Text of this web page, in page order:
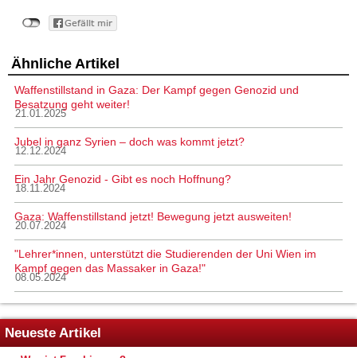
Ähnliche Artikel
Waffenstillstand in Gaza: Der Kampf gegen Genozid und
Besatzung geht weiter!
21.01.2025
Jubel in ganz Syrien – doch was kommt jetzt?
12.12.2024
Ein Jahr Genozid - Gibt es noch Hoffnung?
18.11.2024
Gaza: Waffenstillstand jetzt! Bewegung jetzt ausweiten!
20.07.2024
"Lehrer*innen, unterstützt die Studierenden der Uni Wien im
Kampf gegen das Massaker in Gaza!"
08.05.2024
Neueste Artikel